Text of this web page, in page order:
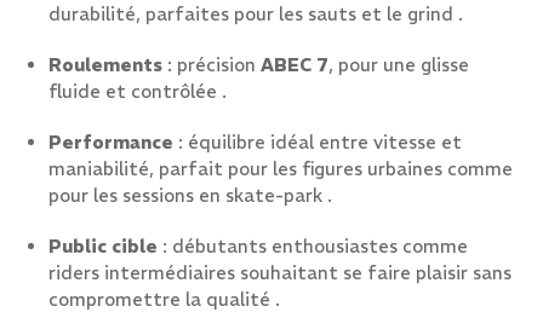
durabilité, parfaites pour les sauts et le grind .
Roulements : précision ABEC 7, pour une glisse
fluide et contrôlée .
Performance : équilibre idéal entre vitesse et
maniabilité, parfait pour les figures urbaines comme
pour les sessions en skate-park .
Public cible : débutants enthousiastes comme
riders intermédiaires souhaitant se faire plaisir sans
compromettre la qualité .